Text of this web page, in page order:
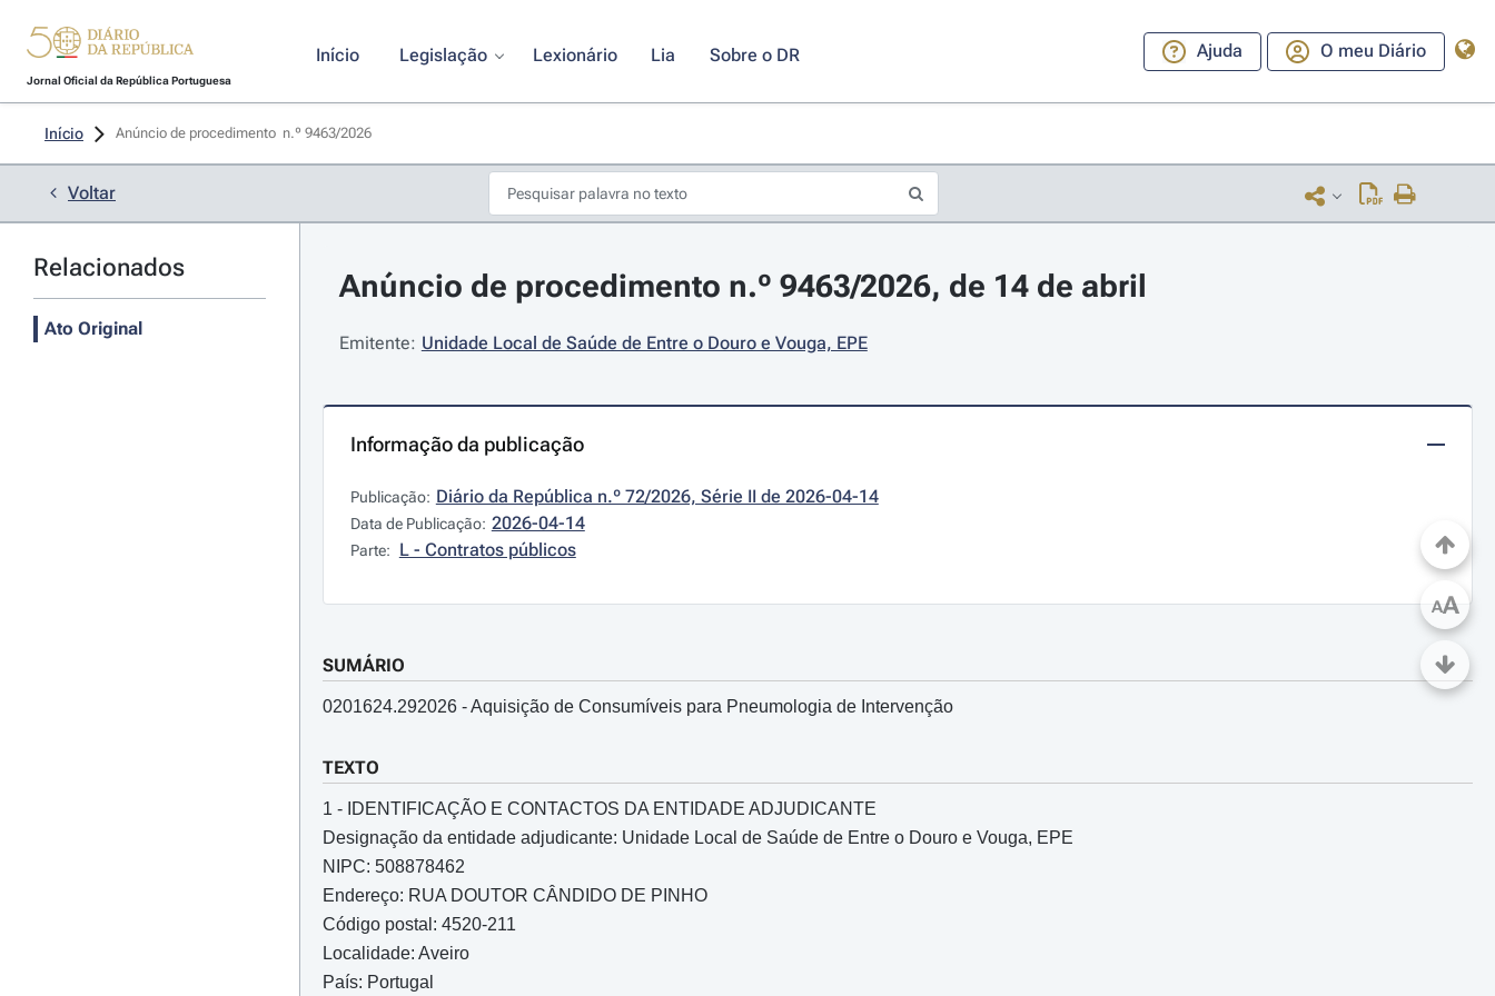
Jornal Oficial da República Portuguesa
Início Legislação Lexionário Lia Sobre o DR Ajuda O meu Diário
Início Anúncio de procedimento  n.º 9463/2026
Voltar
Relacionados
Ato Original
Anúncio de procedimento n.º 9463/2026, de 14 de abril
Emitente: Unidade Local de Saúde de Entre o Douro e Vouga, EPE
Informação da publicação
Publicação: Diário da República n.º 72/2026, Série II de 2026-04-14
Data de Publicação: 2026-04-14
Parte: L - Contratos públicos
SUMÁRIO
0201624.292026 - Aquisição de Consumíveis para Pneumologia de Intervenção
TEXTO
1 - IDENTIFICAÇÃO E CONTACTOS DA ENTIDADE ADJUDICANTE
Designação da entidade adjudicante: Unidade Local de Saúde de Entre o Douro e Vouga, EPE
NIPC: 508878462
Endereço: RUA DOUTOR CÂNDIDO DE PINHO
Código postal: 4520-211
Localidade: Aveiro
País: Portugal
AA